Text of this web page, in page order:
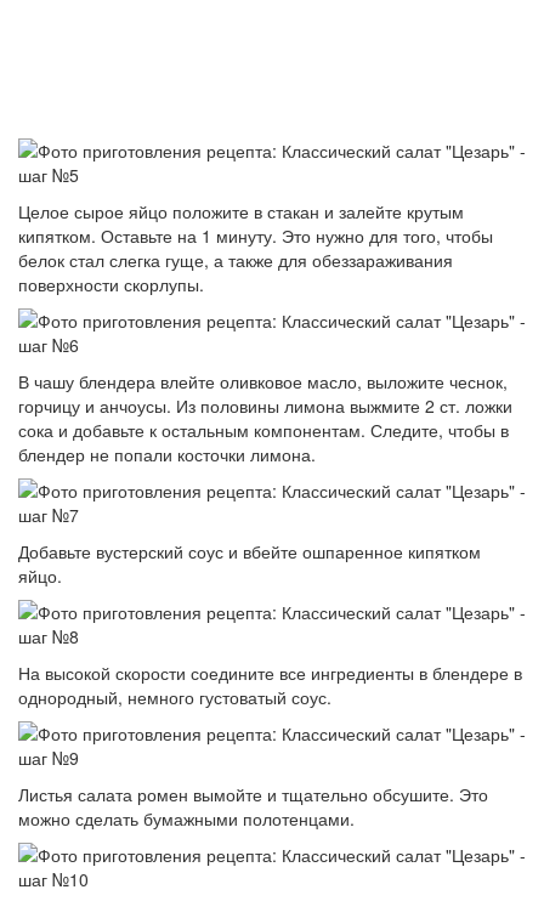
Целое сырое яйцо положите в стакан и залейте крутым
кипятком. Оставьте на 1 минуту. Это нужно для того, чтобы
белок стал слегка гуще, а также для обеззараживания
поверхности скорлупы.
В чашу блендера влейте оливковое масло, выложите чеснок,
горчицу и анчоусы. Из половины лимона выжмите 2 ст. ложки
сока и добавьте к остальным компонентам. Следите, чтобы в
блендер не попали косточки лимона.
Добавьте вустерский соус и вбейте ошпаренное кипятком
яйцо.
На высокой скорости соедините все ингредиенты в блендере в
однородный, немного густоватый соус.
Листья салата ромен вымойте и тщательно обсушите. Это
можно сделать бумажными полотенцами.